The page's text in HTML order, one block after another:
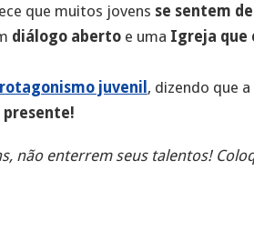
que muitos jovens se sentem
diálogo aberto e uma Igreja que
juvenil , dizendo que
presente!
não enterrem seus talentos!